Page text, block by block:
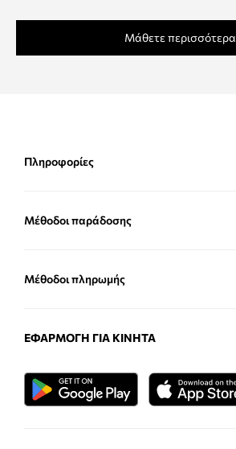
Μάθετε περισσότερα
Πληροφορίες
Μέθοδοι παράδοσης
Μέθοδοι πληρωμής
ΕΦΑΡΜΟΓΉ ΓΙΑ ΚΙΝΗΤΆ